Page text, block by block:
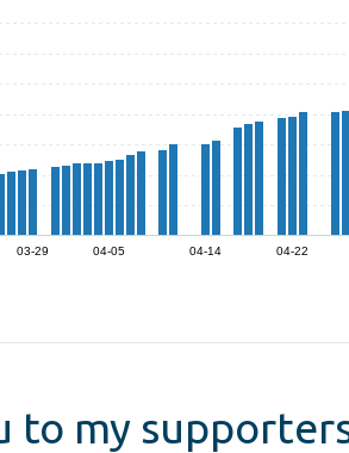
03-29 04-05 04-14 04-22
to my